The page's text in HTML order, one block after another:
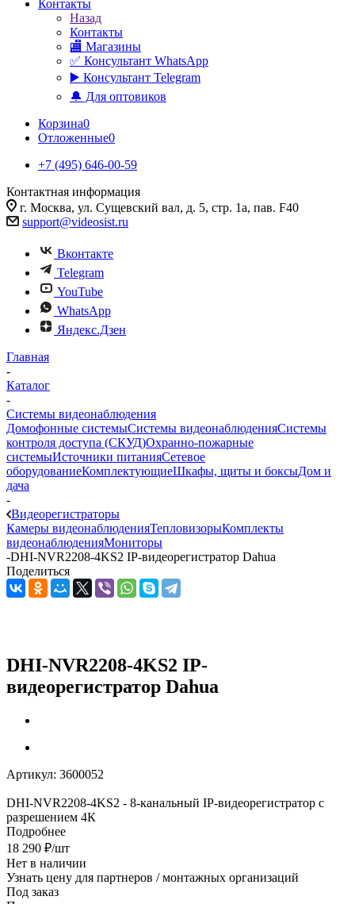
Контакты
Назад
Контакты
🏬 Магазины
✅️ Консультант WhatsApp
▶️ Консультант Telegram
🔔 Для оптовиков
Корзина0
Отложенные0
+7 (495) 646-00-59
Контактная информация
г. Москва, ул. Сущевский вал, д. 5, стр. 1а, пав. F40
support@videosist.ru
Вконтакте
Telegram
YouTube
WhatsApp
Яндекс.Дзен
Главная
-
Каталог
-
Системы видеонаблюдения
Домофонные системыСистемы видеонаблюденияСистемы
контроля доступа (СКУД)Охранно-пожарные
системыИсточники питанияСетевое
оборудованиеКомплектующиеШкафы, щиты и боксыДом и
дача
-
Видеорегистраторы
Камеры видеонаблюденияТепловизорыКомплекты
видеонаблюденияМониторы
-DHI-NVR2208-4KS2 IP-видеорегистратор Dahua
Поделиться
DHI-NVR2208-4KS2 IP-
видеорегистратор Dahua
Артикул: 3600052
DHI-NVR2208-4KS2 - 8-канальный IP-видеорегистратор с
разрешением 4К
Подробнее
18 290 ₽/шт
Нет в наличии
Узнать цену для партнеров / монтажных организаций
Под заказ